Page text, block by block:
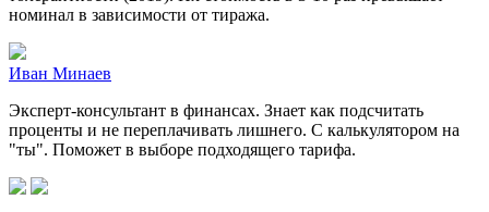
номинал в зависимости от тиража.
Иван Минаев
Эксперт-консультант в финансах. Знает как подсчитать
проценты и не переплачивать лишнего. С калькулятором на
"ты". Поможет в выборе подходящего тарифа.